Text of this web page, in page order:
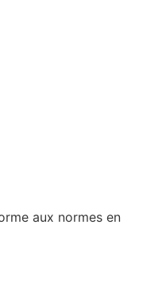
aux normes en